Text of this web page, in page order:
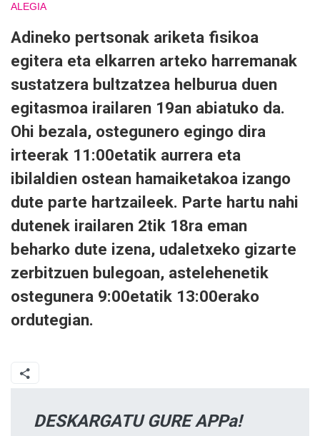
ALEGIA
Adineko pertsonak ariketa fisikoa
egitera eta elkarren arteko harremanak
sustatzera bultzatzea helburua duen
egitasmoa irailaren 19an abiatuko da.
Ohi bezala, ostegunero egingo dira
irteerak 11:00etatik aurrera eta
ibilaldien ostean hamaiketakoa izango
dute parte hartzaileek. Parte hartu nahi
dutenek irailaren 2tik 18ra eman
beharko dute izena, udaletxeko gizarte
zerbitzuen bulegoan, astelehenetik
ostegunera 9:00etatik 13:00erako
ordutegian.
DESKARGATU GURE APPa!